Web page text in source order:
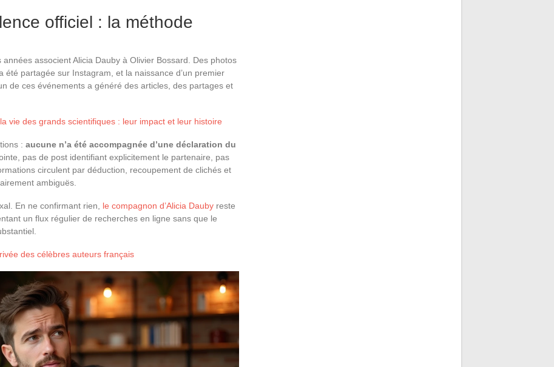
officiel : la méthode
associent Alicia Dauby à Olivier Bossard. Des photos
partagée sur Instagram, et la naissance d’un premier
de ces événements a généré des articles, des partages et
vie des grands scientifiques : leur impact et leur histoire
: aucune n’a été accompagnée d’une déclaration du
pas de post identifiant explicitement le partenaire, pas
circulent par déduction, recoupement de clichés et
ambiguës.
En ne confirmant rien, le compagnon d’Alicia Dauby reste
un flux régulier de recherches en ligne sans que le
des célèbres auteurs français